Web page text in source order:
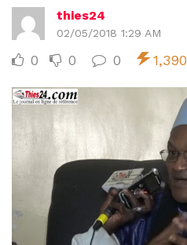
thies24
02/05/2018 1:29 AM
0 0 0 1,390